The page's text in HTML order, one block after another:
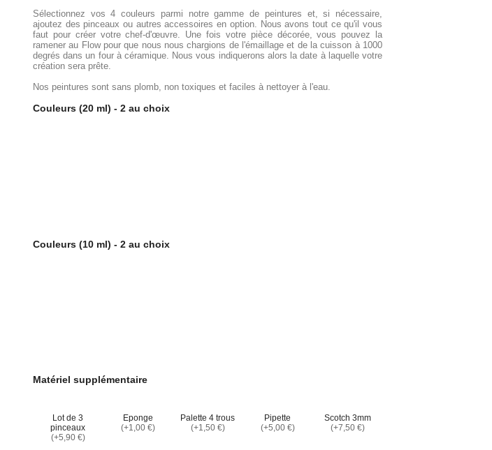
Sélectionnez vos 4 couleurs parmi notre gamme de peintures et, si nécessaire,
ajoutez des pinceaux ou autres accessoires en option. Nous avons tout ce qu'il vous
faut pour créer votre chef-d'œuvre. Une fois votre pièce décorée, vous pouvez la
ramener au Flow pour que nous nous chargions de l'émaillage et de la cuisson à 1000
degrés dans un four à céramique. Nous vous indiquerons alors la date à laquelle votre
création sera prête.
Nos peintures sont sans plomb, non toxiques et faciles à nettoyer à l'eau.
Couleurs (20 ml) - 2 au choix
Couleurs (10 ml) - 2 au choix
Matériel supplémentaire
Lot de 3
pinceaux
(+5,90 €)
Eponge
(+1,00 €)
Palette 4 trous
(+1,50 €)
Pipette
(+5,00 €)
Scotch 3mm
(+7,50 €)